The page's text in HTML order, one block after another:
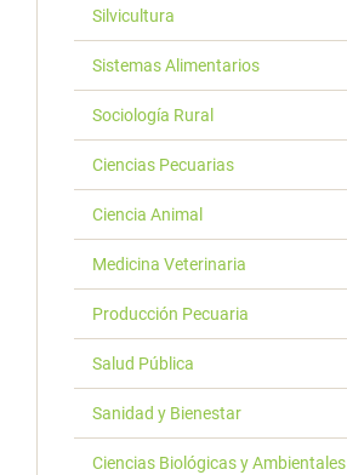
Silvicultura
Sistemas Alimentarios
Sociología Rural
Ciencias Pecuarias
Ciencia Animal
Medicina Veterinaria
Producción Pecuaria
Salud Pública
Sanidad y Bienestar
Ciencias Biológicas y Ambientales